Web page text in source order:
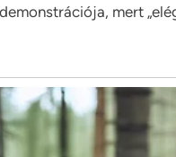
mert